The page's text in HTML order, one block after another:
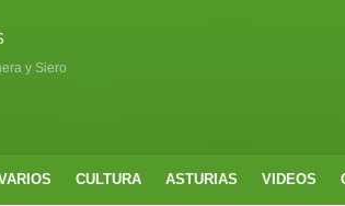
y Siero
CULTURA ASTURIAS VIDEOS